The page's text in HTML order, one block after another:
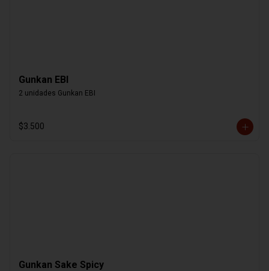
Gunkan EBI
2 unidades Gunkan EBI
$3.500
Gunkan Sake Spicy